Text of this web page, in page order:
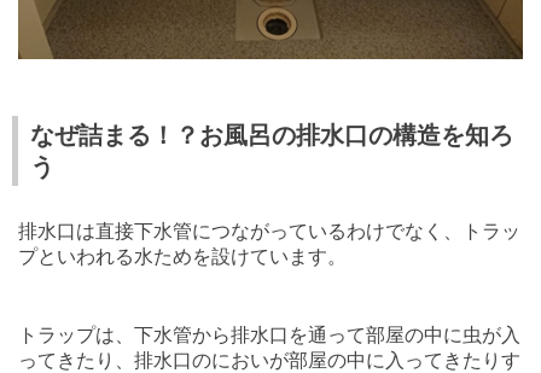
なぜ詰まる！？お風呂の排水口の構造を知ろ
う
排水口は直接下水管につながっているわけでなく、トラッ
プといわれる水ためを設けています。
トラップは、下水管から排水口を通って部屋の中に虫が入
ってきたり、排水口のにおいが部屋の中に入ってきたりす